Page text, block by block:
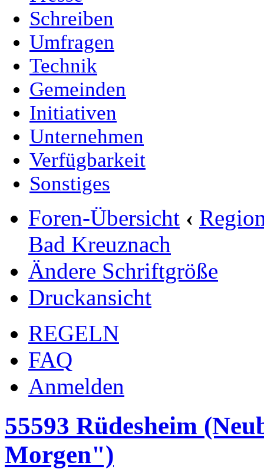
Schreiben
Umfragen
Technik
Gemeinden
Initiativen
Unternehmen
Verfügbarkeit
Sonstiges
Foren-Übersicht ‹
Bad Kreuznach
Ändere Schriftgröße
Druckansicht
REGELN
FAQ
Anmelden
55593 Rüdesheim
Morgen")